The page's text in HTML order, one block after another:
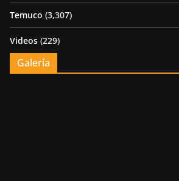
Temuco (3,307)
Videos (229)
Galería